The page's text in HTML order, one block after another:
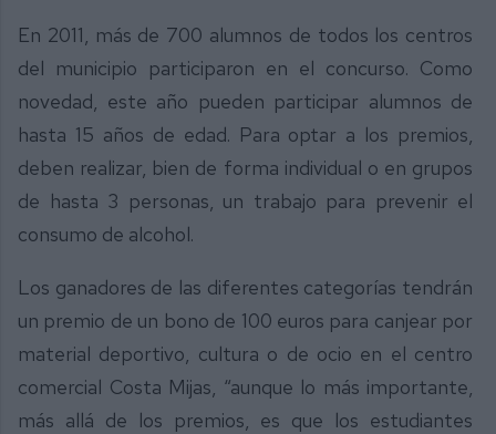
En 2011, más de 700 alumnos de todos los centros
del municipio participaron en el concurso. Como
novedad, este año pueden participar alumnos de
hasta 15 años de edad. Para optar a los premios,
deben realizar, bien de forma individual o en grupos
de hasta 3 personas, un trabajo para prevenir el
consumo de alcohol.
Los ganadores de las diferentes categorías tendrán
un premio de un bono de 100 euros para canjear por
material deportivo, cultura o de ocio en el centro
comercial Costa Mijas, “aunque lo más importante,
más allá de los premios, es que los estudiantes